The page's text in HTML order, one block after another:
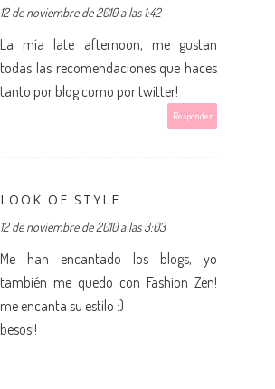
12 de noviembre de 2010 a las 1:42
La mía late afternoon, me gustan
todas las recomendaciones que haces
tanto por blog como por twitter!
Responder
LOOK OF STYLE
12 de noviembre de 2010 a las 3:03
Me han encantado los blogs, yo
también me quedo con Fashion Zen!
me encanta su estilo :)
besos!!